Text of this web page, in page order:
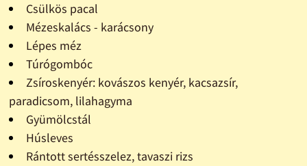
Csülkös pacal
Mézeskalács - karácsony
Lépes méz
Túrógombóc
Zsíroskenyér: kovászos kenyér, kacsazsír,
paradicsom, lilahagyma
Gyümölcstál
Húsleves
Rántott sertésszelez, tavaszi rizs